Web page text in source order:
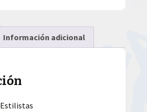
Información adicional